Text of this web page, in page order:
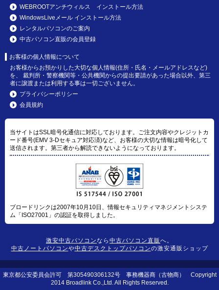
WEBROOTアンチウィルス インストール方法
WindowsLiveメール インストール方法
レンタルパソコンのご案内
中古パソコン直販の会員登録
お客様の個人情報について
お客様からお預かりした大切な個人情報(住所・氏名・メールアドレスなど)
を、 裁判所・警察機関等・公共機関からの提出要請があった場合以外、第三
者に譲渡または利用する事は一切ございません。
プライバシーポリシー
会員規約
当サイトはSSL暗号化通信に対応しております。ご注文内容やクレジットカ
ード番号(EMV 3-Dセキュア対応済)など、お客様の大切な情報は暗号化して
送信されます。第三者から解読できないようになっております。
ブロードリンクは2007年10月10日、情報セキュリティマネジメントシステ
ム「ISO27001」の認証を取得しました。
激安中古パソコンなら 中古パソコン直販 へ。
中古ノートパソコンや中古デスクトップパソコンの激安通販ショップ
東京都公安委員会許可 第305490306132号 事務機器商（古物商） Copyright
2014 Broadlink Co.,Ltd. All Rights Reserved.